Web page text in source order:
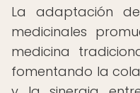
La adaptación
medicinales
medicina
fomentando la